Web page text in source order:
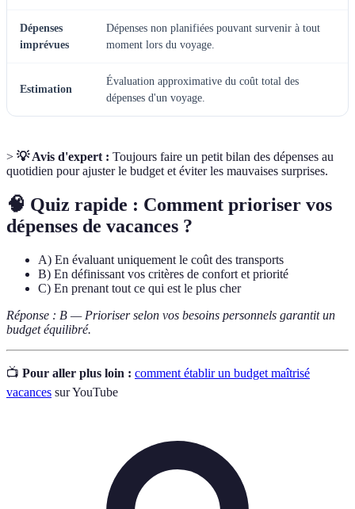
Dépenses
imprévues
Dépenses non planifiées pouvant survenir à tout
moment lors du voyage.
Estimation
Évaluation approximative du coût total des
dépenses d'un voyage.
> 💡 Avis d'expert : Toujours faire un petit bilan des dépenses au
quotidien pour ajuster le budget et éviter les mauvaises surprises.
🧠 Quiz rapide : Comment prioriser vos
dépenses de vacances ?
A) En évaluant uniquement le coût des transports
B) En définissant vos critères de confort et priorité
C) En prenant tout ce qui est le plus cher
Réponse : B — Prioriser selon vos besoins personnels garantit un
budget équilibré.
📺 Pour aller plus loin : comment établir un budget maîtrisé
vacances sur YouTube